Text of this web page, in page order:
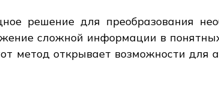
решение для преобразования
сложной информации в
метод открывает возможности для